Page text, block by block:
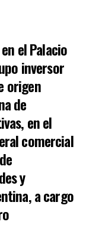
el Palacio
inversor
origen
de
en el
comercial
y
a cargo